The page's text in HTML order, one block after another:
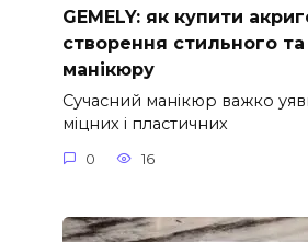
GEMELY: як купити
створення стильного та
манікюру
Сучасний манікюр важко
міцних і пластичних
0 16